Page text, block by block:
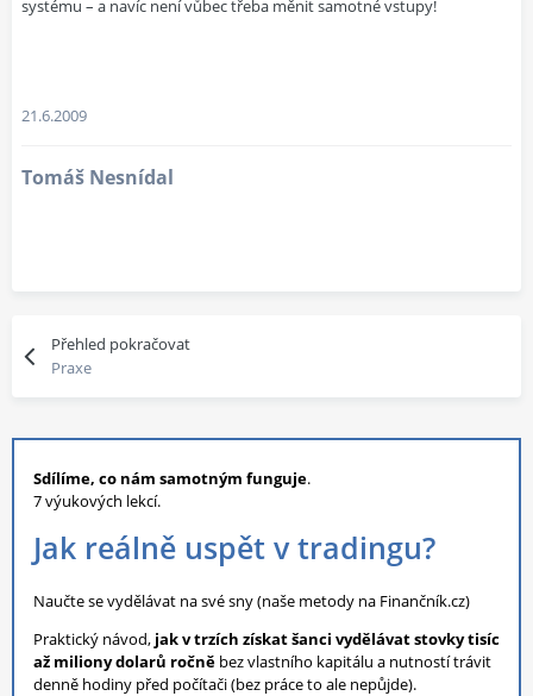
systému – a navíc není vůbec třeba měnit samotné vstupy!
21.6.2009
Tomáš Nesnídal
Přehled pokračovat
Praxe
Sdílíme, co nám samotným funguje.
7 výukových lekcí.
Jak reálně uspět v tradingu?
Naučte se vydělávat na své sny (naše metody na Finančník.cz)
Praktický návod, jak v trzích získat šanci vydělávat stovky tisíc
až miliony dolarů ročně bez vlastního kapitálu a nutností trávit
denně hodiny před počítači (bez práce to ale nepůjde).